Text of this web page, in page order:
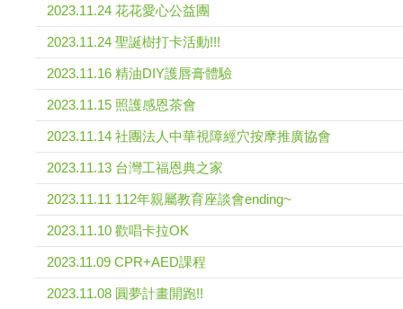
2023.11.24 花花愛心公益團
2023.11.24 聖誕樹打卡活動!!!
2023.11.16 精油DIY護唇膏體驗
2023.11.15 照護感恩茶會
2023.11.14 社團法人中華視障經穴按摩推廣協會
2023.11.13 台灣工福恩典之家
2023.11.11 112年親屬教育座談會ending~
2023.11.10 歡唱卡拉OK
2023.11.09 CPR+AED課程
2023.11.08 圓夢計畫開跑!!